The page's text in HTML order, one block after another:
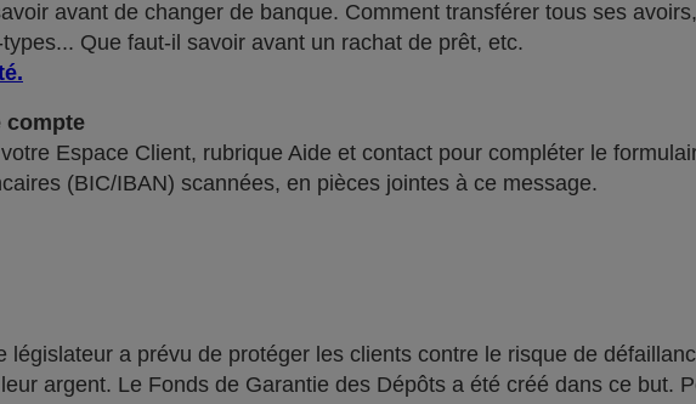
avant de changer de banque. Comment transférer tous ses
Que faut-il savoir avant un rachat de prêt, etc.
.
compte
Espace Client, rubrique Aide et contact pour compléter le
(BIC/IBAN) scannées, en pièces jointes à ce message.
a prévu de protéger les clients contre le risque de
argent. Le Fonds de Garantie des Dépôts a été créé dans ce but.